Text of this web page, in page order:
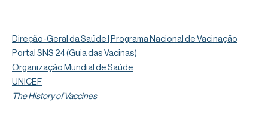
Direção-Geral da Saúde | Programa Nacional de Vacinação
Portal SNS 24 (Guia das Vacinas)
Organização Mundial de Saúde
UNICEF
The History of Vaccines